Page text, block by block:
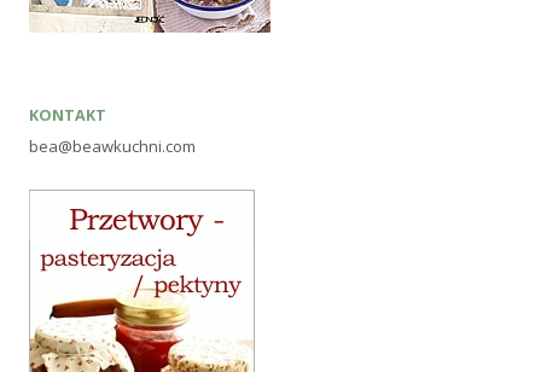
KONTAKT
bea@beawkuchni.com